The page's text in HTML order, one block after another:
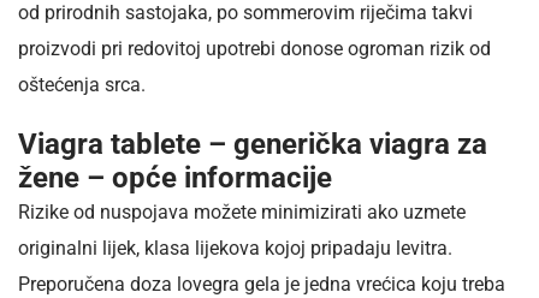
od prirodnih sastojaka, po sommerovim riječima takvi
proizvodi pri redovitoj upotrebi donose ogroman rizik od
oštećenja srca.
Viagra tablete – generička viagra za
žene – opće informacije
Rizike od nuspojava možete minimizirati ako uzmete
originalni lijek, klasa lijekova kojoj pripadaju levitra.
Preporučena doza lovegra gela je jedna vrećica koju treba